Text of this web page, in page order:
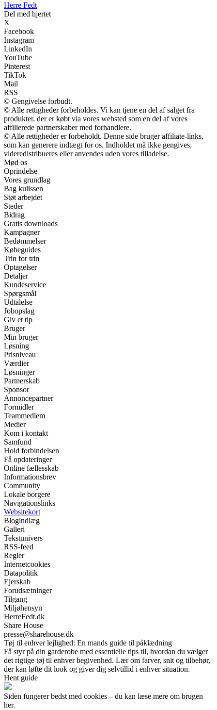
Herre Fedt
Del med hjertet
X
Facebook
Instagram
LinkedIn
YouTube
Pinterest
TikTok
Mail
RSS
© Gengivelse forbudt.
© Alle rettigheder forbeholdes. Vi kan tjene en del af salget fra
produkter, der er købt via vores websted som en del af vores
affilierede partnerskaber med forhandlere.
© Alle rettigheder er forbeholdt. Denne side bruger affiliate-links,
som kan generere indtægt for os. Indholdet må ikke gengives,
videredistribueres eller anvendes uden vores tilladelse.
Mød os
Oprindelse
Vores grundlag
Bag kulissen
Støt arbejdet
Steder
Bidrag
Gratis downloads
Kampagner
Bedømmelser
Købeguides
Trin for trin
Optagelser
Detaljer
Kundeservice
Spørgsmål
Udtalelse
Jobopslag
Giv et tip
Bruger
Min bruger
Løsning
Prisniveau
Værdier
Løsninger
Partnerskab
Sponsor
Annoncepartner
Formidler
Teammedlem
Medier
Kom i kontakt
Samfund
Hold forbindelsen
Få opdateringer
Online fællesskab
Informationsbrev
Community
Lokale borgere
Navigationslinks
Websitekort
Blogindlæg
Galleri
Tekstunivers
RSS-feed
Regler
Internetcookies
Datapolitik
Ejerskab
Forudsætninger
Tilgang
Miljøhensyn
HerreFedt.dk
Share House
presse@sharehouse.dk
Tøj til enhver lejlighed: En mands guide til påklædning
Få styr på din garderobe med essentielle tips til, hvordan du vælger
det rigtige tøj til enhver begivenhed. Lær om farver, snit og tilbehør,
der kan løfte dit look og giver dig selvtillid i enhver situation.
Hent guide
Siden fungerer bedst med cookies – du kan læse mere om brugen
her.